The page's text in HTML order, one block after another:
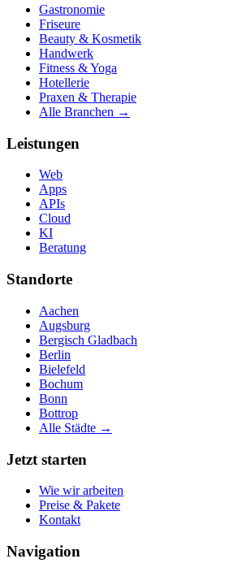
Gastronomie
Friseure
Beauty & Kosmetik
Handwerk
Fitness & Yoga
Hotellerie
Praxen & Therapie
Alle Branchen →
Leistungen
Web
Apps
APIs
Cloud
KI
Beratung
Standorte
Aachen
Augsburg
Bergisch Gladbach
Berlin
Bielefeld
Bochum
Bonn
Bottrop
Alle Städte →
Jetzt starten
Wie wir arbeiten
Preise & Pakete
Kontakt
Navigation